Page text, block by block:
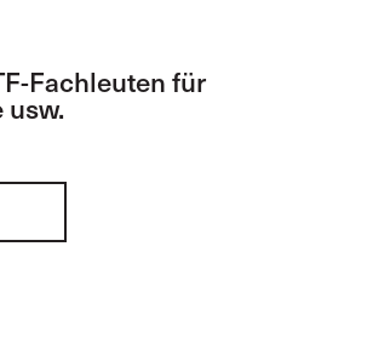
Fachleuten für
usw.